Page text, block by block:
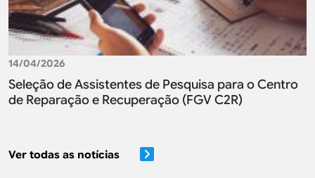
14/04/2026
Seleção de Assistentes de Pesquisa para o Centro
de Reparação e Recuperação (FGV C2R)
Ver todas as notícias